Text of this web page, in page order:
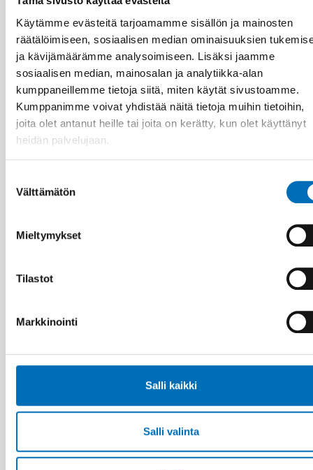
Käytämme evästeitä tarjoamamme sisällön ja mainosten
räätälöimiseen, sosiaalisen median ominaisuuksien
ja kävijämäärämme analysoimiseen. Lisäksi jaamme
sosiaalisen median, mainosalan ja analytiikka-alan
kumppaneillemme tietoja siitä, miten käytät sivustoamme.
Kumppanimme voivat yhdistää näitä tietoja muihin tietoihin,
joita olet antanut heille tai joita on kerätty, kun olet käyttänyt
heidän palvelujaan.
valinta
Välttämätön
Mieltymykset
Tilastot
Markkinointi
Salli kaikki
Salli valinta
Distance spanning solutions in health care and